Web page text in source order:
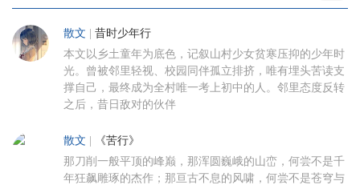
散文 昔时少年行
本文以乡土童年为底色，记叙山村少女贫寒压抑的少年时
光。曾被邻里轻视、校园同伴孤立排挤，唯有埋头苦读支
撑自己，最终成为全村唯一考上初中的人。邻里态度反转
之后，昔日敌对的伙伴
散文 《苦行》
那刀削一般平顶的峰巅，那浑圆巍峨的山峦，何尝不是千
年狂飙雕琢的杰作；那亘古不息的风啸，何尝不是苍穹与